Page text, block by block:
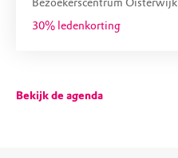
Bezoekerscentrum Oisterwijk
30% ledenkorting
Bekijk de agenda